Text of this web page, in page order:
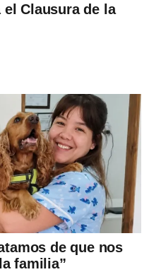
Clausura de la
de que nos
familia”